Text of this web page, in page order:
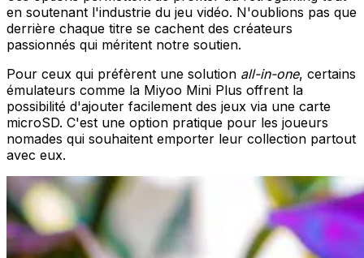
en soutenant l'industrie du jeu vidéo. N'oublions pas que
derrière chaque titre se cachent des créateurs
passionnés qui méritent notre soutien.
Pour ceux qui préfèrent une solution all-in-one, certains
émulateurs comme la Miyoo Mini Plus offrent la
possibilité d'ajouter facilement des jeux via une carte
microSD. C'est une option pratique pour les joueurs
nomades qui souhaitent emporter leur collection partout
avec eux.